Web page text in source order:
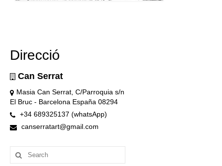
Direcció
Can Serrat
Masia Can Serrat, C/Parroquia s/n
El Bruc - Barcelona España 08294
+34 689325137 (whatsApp)
canserratart@gmail.com
Search
for: